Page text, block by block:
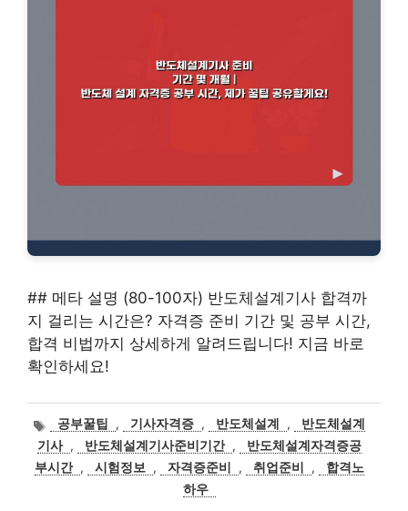
## 메타 설명 (80-100자) 반도체설계기사 합격까
지 걸리는 시간은? 자격증 준비 기간 및 공부 시간,
합격 비법까지 상세하게 알려드립니다! 지금 바로
확인하세요!
태
그
공부꿀팁 , 기사자격증 , 반도체설계 ,
반도체설계
기사 , 반도체설계기사준비기간 ,
반도체설계자격증공
부시간 , 시험정보 , 자격증준비 , 취업준비 ,
합격노
하우